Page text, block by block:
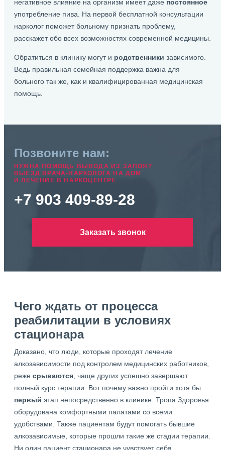
негативное влияние на организм имеет даже постоянное
употребление пива. На первой бесплатной консультации
нарколог поможет больному признать проблему,
расскажет обо всех возможностях современной медицины.
Обратиться в клинику могут и родственники зависимого.
Ведь правильная семейная поддержка важна для
больного так же, как и квалифицированная медицинская
помощь.
Позвоните нам:
НУЖНА ПОМОЩЬ ВЫВОДА ИЗ ЗАПОЯ?
ВЫЕЗД ВРАЧА-НАРКОЛОГА НА ДОМ
И ЛЕЧЕНИЕ В НАРКОЦЕНТРЕ
+7 903 409-89-28
Заказать звонок
Чего ждать от процесса
реабилитации в условиях
стационара
Доказано, что люди, которые проходят лечение
алкозависимости под контролем медицинских работников,
реже срываются , чаще других успешно завершают
полный курс терапии. Вот почему важно пройти хотя бы
первый этап непосредственно в клинике. Тропа Здоровья
оборудована комфортными палатами со всеми
удобствами. Также пациентам будут помогать бывшие
алкозависимые, которые прошли такие же стадии терапии.
Ни один пациент стационара не чувствует себя